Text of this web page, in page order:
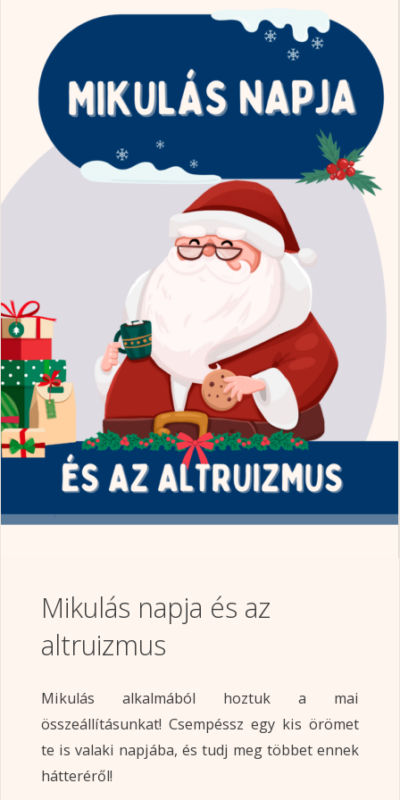
tippek."
Mikulás napja és az
altruizmus
Mikulás alkalmából hoztuk a mai
összeállításunkat! Csempéssz egy kis örömet
te is valaki napjába, és tudj meg többet ennek
hátteréről!